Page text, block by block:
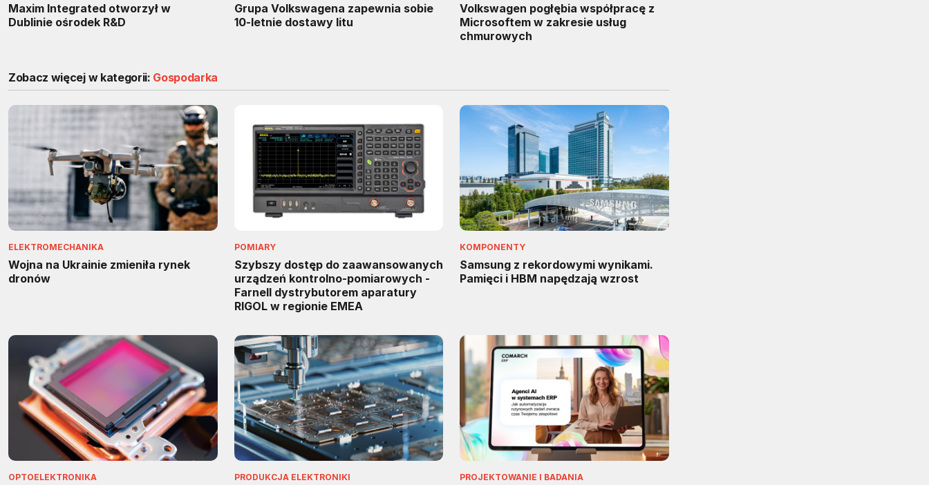
Maxim Integrated otworzył w
Dublinie ośrodek R&D
Grupa Volkswagena zapewnia sobie
10-letnie dostawy litu
Volkswagen pogłębia współpracę z
Microsoftem w zakresie usług
chmurowych
Zobacz więcej w kategorii: Gospodarka
ELEKTROMECHANIKA
Wojna na Ukrainie zmieniła rynek
dronów
POMIARY
Szybszy dostęp do zaawansowanych
urządzeń kontrolno-pomiarowych -
Farnell dystrybutorem aparatury
RIGOL w regionie EMEA
KOMPONENTY
Samsung z rekordowymi wynikami.
Pamięci i HBM napędzają wzrost
OPTOELEKTRONIKA PRODUKCJA ELEKTRONIKI PROJEKTOWANIE I BADANIA